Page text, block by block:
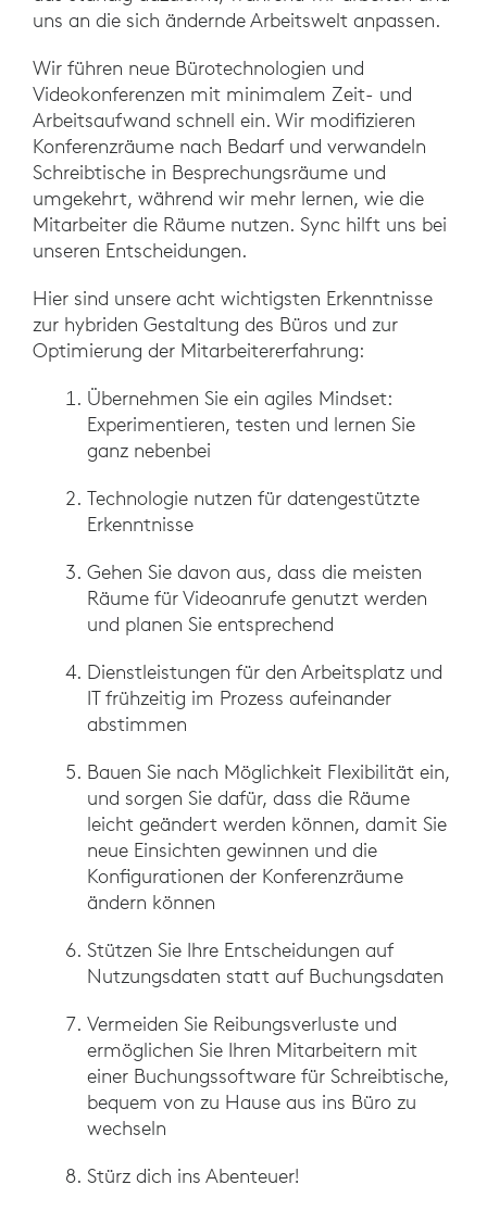
uns an die sich ändernde Arbeitswelt anpassen.
Wir führen neue Bürotechnologien und
Videokonferenzen mit minimalem Zeit- und
Arbeitsaufwand schnell ein. Wir modifizieren
Konferenzräume nach Bedarf und verwandeln
Schreibtische in Besprechungsräume und
umgekehrt, während wir mehr lernen, wie die
Mitarbeiter die Räume nutzen. Sync hilft uns bei
unseren Entscheidungen.
Hier sind unsere acht wichtigsten Erkenntnisse
zur hybriden Gestaltung des Büros und zur
Optimierung der Mitarbeitererfahrung:
Übernehmen Sie ein agiles Mindset:
Experimentieren, testen und lernen Sie
ganz nebenbei
Technologie nutzen für datengestützte
Erkenntnisse
Gehen Sie davon aus, dass die meisten
Räume für Videoanrufe genutzt werden
und planen Sie entsprechend
Dienstleistungen für den Arbeitsplatz und
IT frühzeitig im Prozess aufeinander
abstimmen
Bauen Sie nach Möglichkeit Flexibilität ein,
und sorgen Sie dafür, dass die Räume
leicht geändert werden können, damit Sie
neue Einsichten gewinnen und die
Konfigurationen der Konferenzräume
ändern können
Stützen Sie Ihre Entscheidungen auf
Nutzungsdaten statt auf Buchungsdaten
Vermeiden Sie Reibungsverluste und
ermöglichen Sie Ihren Mitarbeitern mit
einer Buchungssoftware für Schreibtische,
bequem von zu Hause aus ins Büro zu
wechseln
Stürz dich ins Abenteuer!